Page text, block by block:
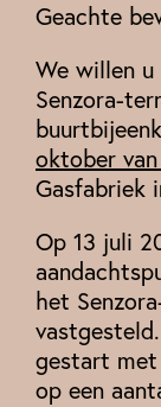
Geachte
We willen u
Senzora-
oktober
Gasfabriek
Op 13 juli
het
gestart met
op een